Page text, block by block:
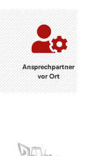
Ansprechpartner
vor Ort